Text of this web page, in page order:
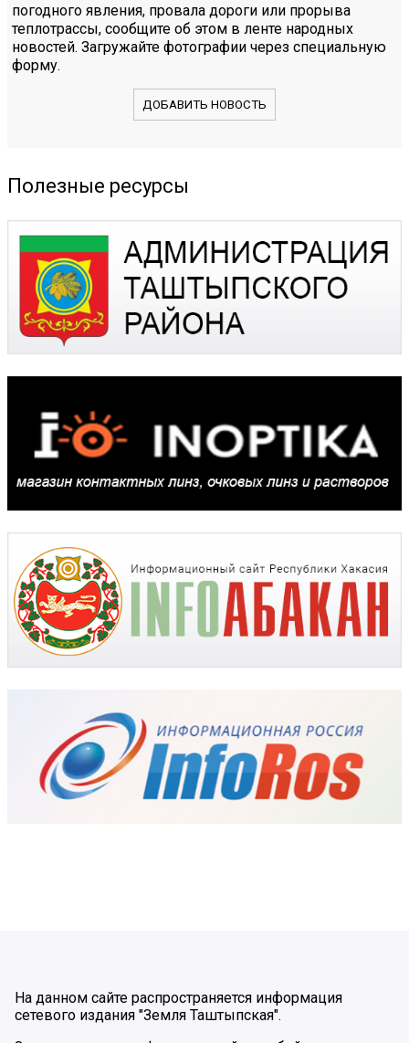
погодного явления, провала дороги или прорыва
теплотрассы, сообщите об этом в ленте народных
новостей. Загружайте фотографии через специальную
форму.
ДОБАВИТЬ НОВОСТЬ
Полезные ресурсы
На данном сайте распространяется информация
сетевого издания "Земля Таштыпская".